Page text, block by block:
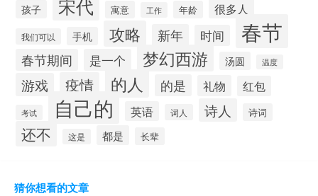
孩子 宋代 寓意 工作 年龄 很多人
我们可以 手机 攻略 新年 时间 春节
春节期间 是一个 梦幻西游 汤圆 温度
游戏 疫情 的人 的是 礼物 红包
考试 自己的 英语 词人 诗人 诗词
还不 这是 都是 长辈
猜你想看的文章